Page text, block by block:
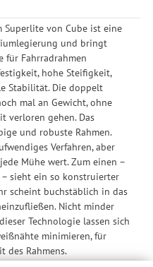
von Cube ist eine
und bringt
für Fahrradrahmen
hohe Steifigkeit,
Stabilität. Die doppelt
mal an Gewicht, ohne
verloren gehen. Das
und robuste Rahmen.
Verfahren, aber
Mühe wert. Zum einen –
sieht ein so konstruierter
scheint buchstäblich in das
Nicht minder
Technologie lassen sich
minimieren, für
des Rahmens.